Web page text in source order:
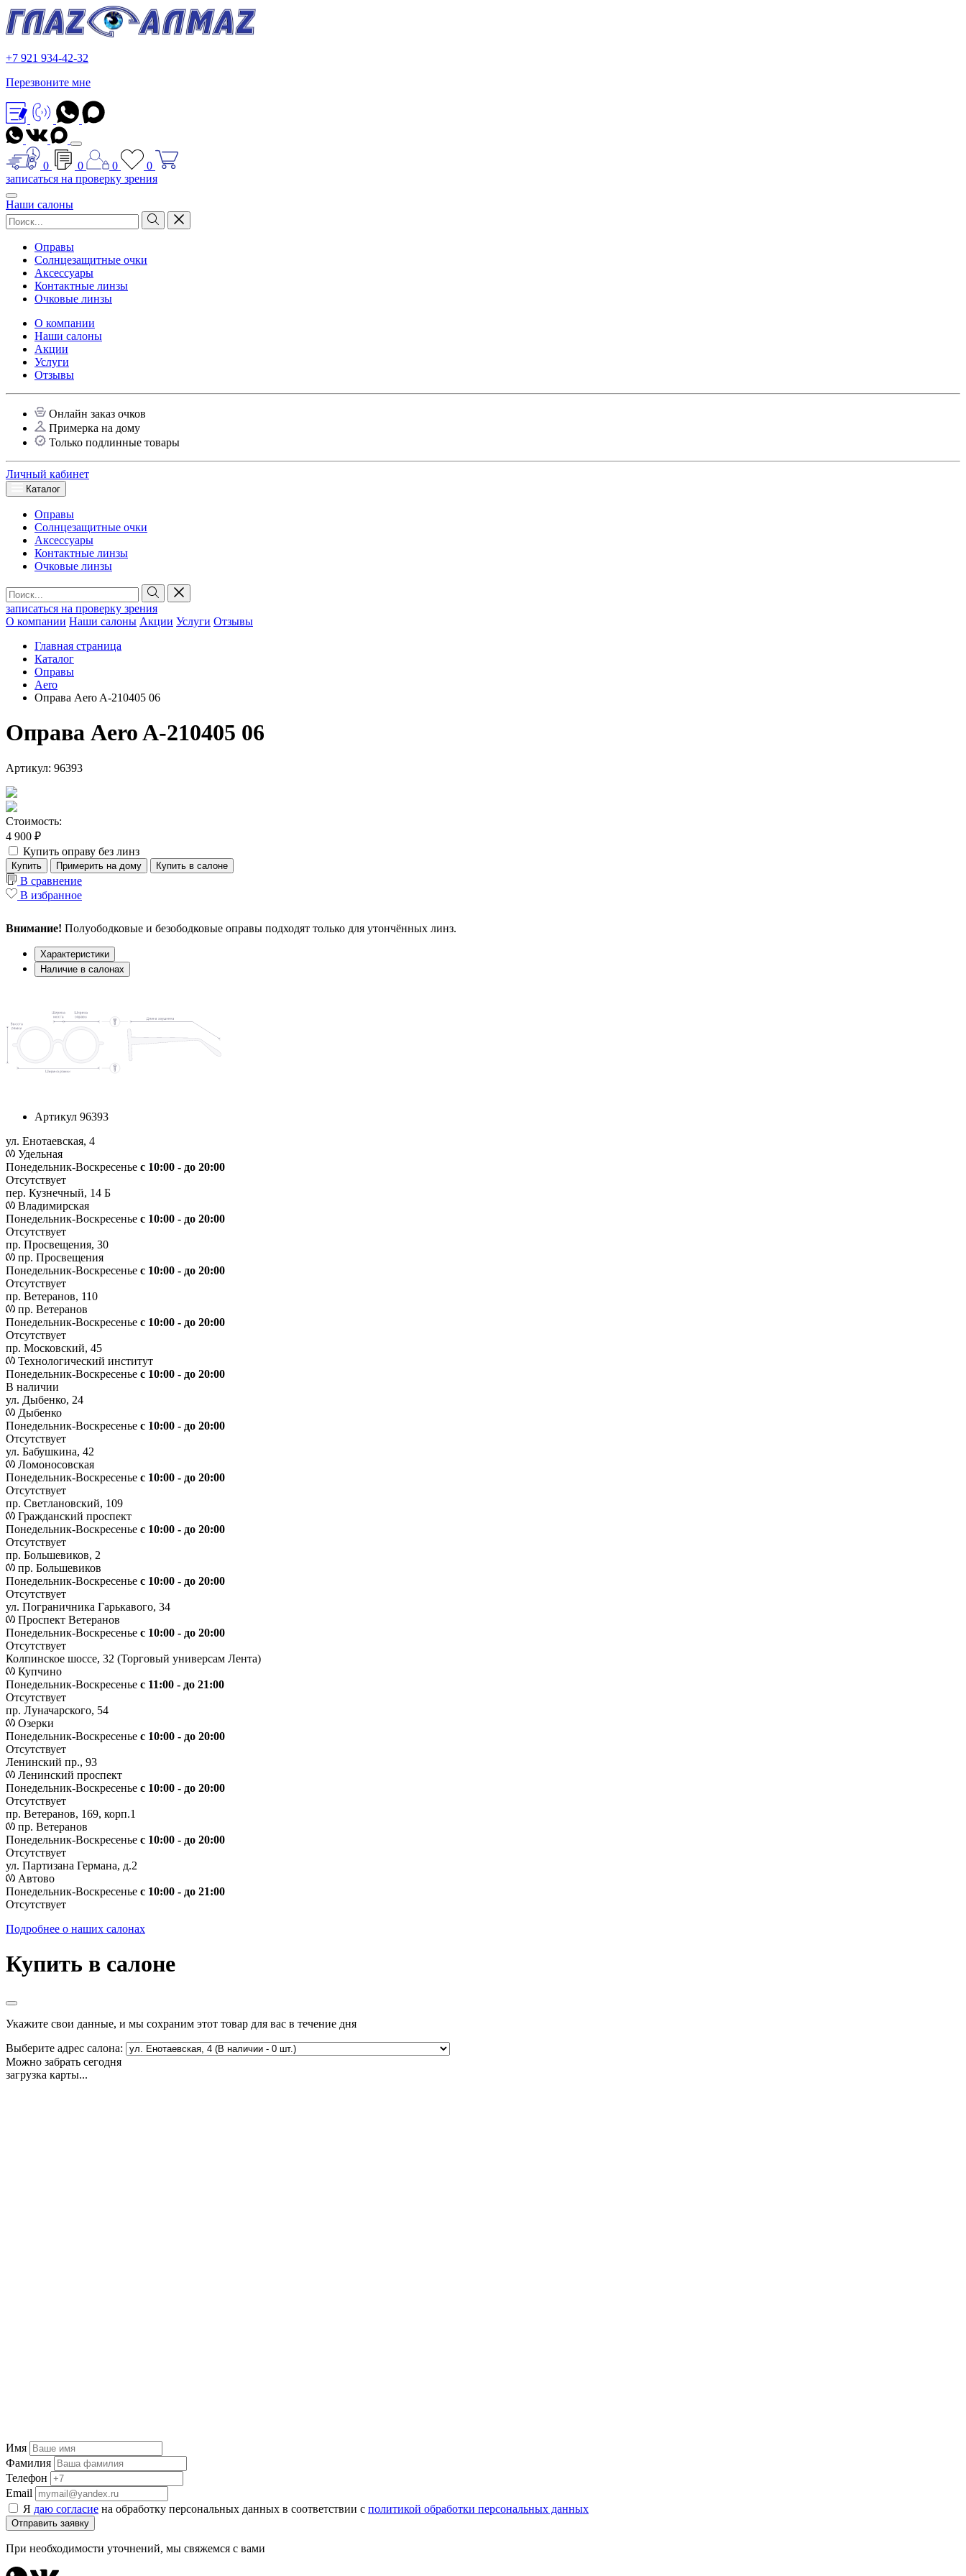
+7 921 934-42-32
Перезвоните мне
0 0 0
0
записаться на проверку зрения
Наши салоны
Оправы
Солнцезащитные очки
Аксессуары
Контактные линзы
Очковые линзы
О компании
Наши салоны
Акции
Услуги
Отзывы
Онлайн заказ очков
Примерка на дому
Только подлинные товары
Личный кабинет
Каталог
Оправы
Солнцезащитные очки
Аксессуары
Контактные линзы
Очковые линзы
записаться на проверку зрения
О компании Наши салоны Акции Услуги Отзывы
Главная страница
Каталог
Оправы
Aero
Оправа Aero A-210405 06
Оправа Aero A-210405 06
Артикул: 96393
Стоимость:
4 900 ₽
Купить оправу без линз
Купить Примерить на дому Купить в салоне
В сравнение
В избранное
Внимание! Полуободковые и безободковые оправы подходят только для утончённых линз.
Характеристики
Наличие в салонах
Артикул 96393
ул. Енотаевская, 4
Удельная
Понедельник-Воскресенье с 10:00 - до 20:00
Отсутствует
пер. Кузнечный, 14 Б
Владимирская
Понедельник-Воскресенье с 10:00 - до 20:00
Отсутствует
пр. Просвещения, 30
пр. Просвещения
Понедельник-Воскресенье c 10:00 - до 20:00
Отсутствует
пр. Ветеранов, 110
пр. Ветеранов
Понедельник-Воскресенье с 10:00 - до 20:00
Отсутствует
пр. Московский, 45
Технологический институт
Понедельник-Воскресенье с 10:00 - до 20:00
В наличии
ул. Дыбенко, 24
Дыбенко
Понедельник-Воскресенье с 10:00 - до 20:00
Отсутствует
ул. Бабушкина, 42
Ломоносовская
Понедельник-Воскресенье с 10:00 - до 20:00
Отсутствует
пр. Светлановский, 109
Гражданский проспект
Понедельник-Воскресенье с 10:00 - до 20:00
Отсутствует
пр. Большевиков, 2
пр. Большевиков
Понедельник-Воскресенье с 10:00 - до 20:00
Отсутствует
ул. Пограничника Гарькавого, 34
Проспект Ветеранов
Понедельник-Воскресенье с 10:00 - до 20:00
Отсутствует
Колпинское шоссе, 32 (Торговый универсам Лента)
Купчино
Понедельник-Воскресенье с 11:00 - до 21:00
Отсутствует
пр. Луначарского, 54
Озерки
Понедельник-Воскресенье с 10:00 - до 20:00
Отсутствует
Ленинский пр., 93
Ленинский проспект
Понедельник-Воскресенье с 10:00 - до 20:00
Отсутствует
пр. Ветеранов, 169, корп.1
пр. Ветеранов
Понедельник-Воскресенье с 10:00 - до 20:00
Отсутствует
ул. Партизана Германа, д.2
Автово
Понедельник-Воскресенье с 10:00 - до 21:00
Отсутствует
Подробнее о наших салонах
Купить в салоне
Укажите свои данные, и мы сохраним этот товар для вас в течение дня
Выберите адрес салона:
Можно забрать сегодня
загрузка карты...
Имя
Фамилия
Телефон
Email
Я даю согласие на обработку персональных данных в соответствии с политикой обработки персональных данных
Отправить заявку
При необходимости уточнений, мы свяжемся с вами